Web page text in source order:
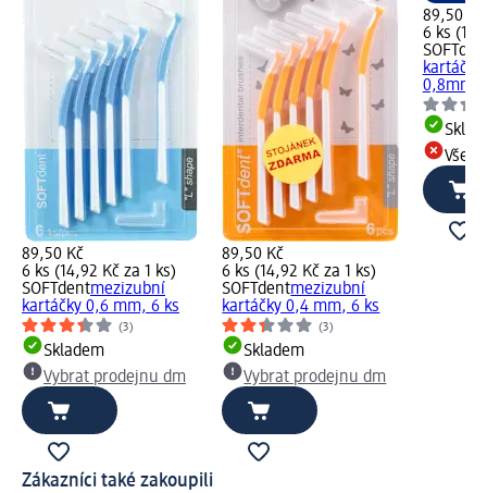
89,50 Kč
6 ks (14,92 Kč za 1 ks)
SOFTdentmezizubní
kartáčky 0,6 mm, 6 ks
(3)
Skladem
Vybrat prodejnu dm
89,50 Kč
6 ks (14,92 Kč za 1 ks)
SOFTdentmezizubní
kartáčky 0,4 mm, 6 ks
(3)
Skladem
Vybrat prodejnu dm
89,50 Kč
6 ks
0,8mm,
Zákazníci také zakoupili